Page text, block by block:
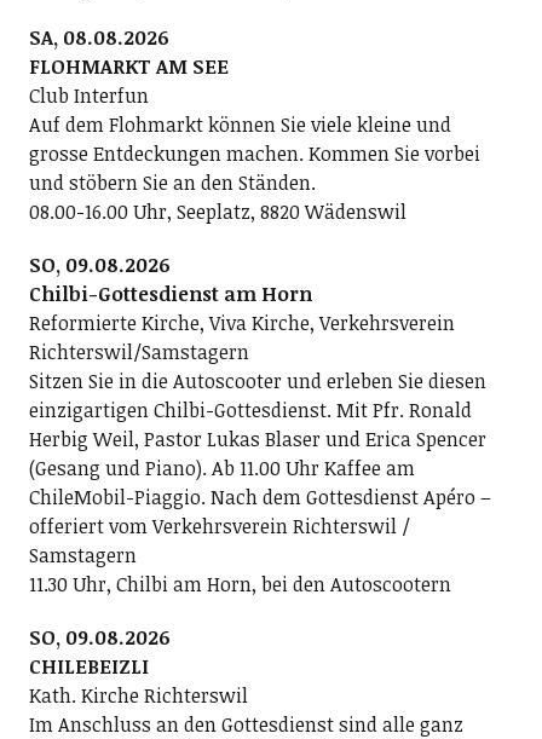
SA, 08.08.2026
FLOHMARKT AM SEE
Club Interfun
Auf dem Flohmarkt können Sie viele kleine und
grosse Entdeckungen machen. Kommen Sie vorbei
und stöbern Sie an den Ständen.
08.00-16.00 Uhr, Seeplatz, 8820 Wädenswil
SO, 09.08.2026
Chilbi-Gottesdienst am Horn
Reformierte Kirche, Viva Kirche, Verkehrsverein
Richterswil/Samstagern
Sitzen Sie in die Autoscooter und erleben Sie diesen
einzigartigen Chilbi-Gottesdienst. Mit Pfr. Ronald
Herbig Weil, Pastor Lukas Blaser und Erica Spencer
(Gesang und Piano). Ab 11.00 Uhr Kaffee am
ChileMobil-Piaggio. Nach dem Gottesdienst Apéro –
offeriert vom Verkehrsverein Richterswil /
Samstagern
11.30 Uhr, Chilbi am Horn, bei den Autoscootern
SO, 09.08.2026
CHILEBEIZLI
Kath. Kirche Richterswil
Im Anschluss an den Gottesdienst sind alle ganz